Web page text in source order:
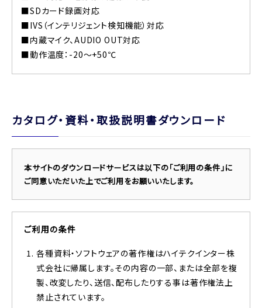
■SDカード録画対応
■IVS（インテリジェント検知機能）対応
■内蔵マイク、AUDIO OUT対応
■動作温度：-20～+50℃
カタログ・資料・取扱説明書ダウンロード
本サイトのダウンロードサービスは以下の「ご利用の条件」に
ご同意いただいた上でご利用をお願いいたします。
ご利用の条件
各種資料・ソフトウェアの著作権はハイテクインター株
式会社に帰属します。その内容の一部、または全部を複
製、改変したり、送信、配布したりする事は著作権法上
禁止されています。